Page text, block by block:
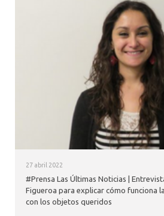
27 abril 2022
#Prensa Las Últimas Noticias |
Figueroa para explicar cómo funciona
con los objetos queridos